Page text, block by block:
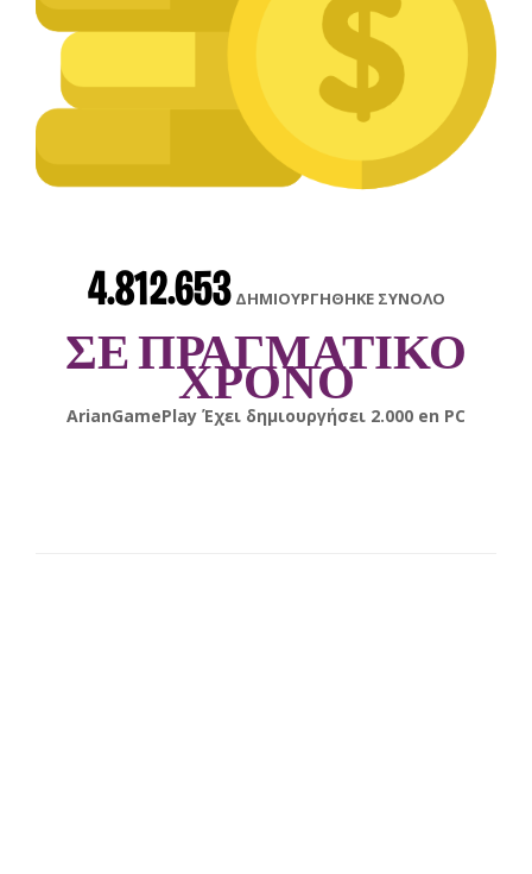
4.812.653 ΔΗΜΙΟΥΡΓΗΘΗΚΕ ΣΥΝΟΛΟ
ΣΕ ΠΡΑΓΜΑΤΙΚΟ
ΧΡΟΝΟ
gonsabellaΈχει δημιουργήσει6.000enAndroid